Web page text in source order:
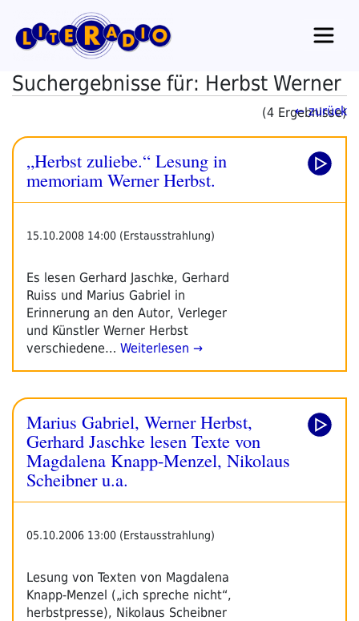
Inhalt
springen
Suchergebnisse für: Herbst Werner
(4 Ergebnisse)
← zurück
„Herbst zuliebe.“ Lesung in
memoriam Werner Herbst.
15.10.2008 14:00 (Erstausstrahlung)
Es lesen Gerhard Jaschke, Gerhard
Ruiss und Marius Gabriel in
Erinnerung an den Autor, Verleger
und Künstler Werner Herbst
verschiedene… Weiterlesen →
Marius Gabriel, Werner Herbst,
Gerhard Jaschke lesen Texte von
Magdalena Knapp-Menzel, Nikolaus
Scheibner u.a.
05.10.2006 13:00 (Erstausstrahlung)
Lesung von Texten von Magdalena
Knapp-Menzel („ich spreche nicht“,
herbstpresse), Nikolaus Scheibner